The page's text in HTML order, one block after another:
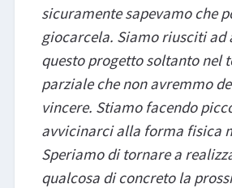
sicuramente sapevamo che
giocarcela. Siamo riusciti ad
questo progetto soltanto nel
parziale che non avremmo
vincere. Stiamo facendo
avvicinarci alla forma fisica
Speriamo di tornare a
qualcosa di concreto la